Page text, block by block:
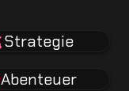
Strategie
Abenteuer